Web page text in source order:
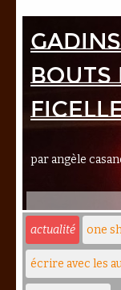
bouts
par angèle
actualité one
écrire avec les